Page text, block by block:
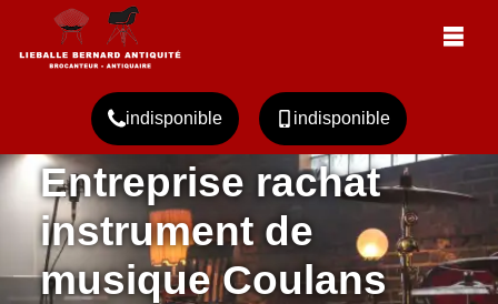
indisponible indisponible
Entreprise rachat
instrument de
musique Coulans